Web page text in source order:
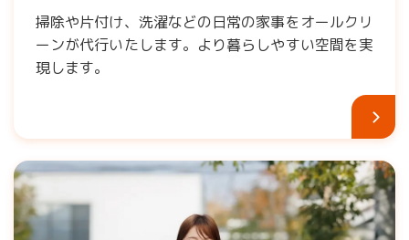
掃除や片付け、洗濯などの日常の家事をオールクリ
ーンが代行いたします。より暮らしやすい空間を実
現します。